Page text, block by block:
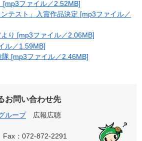
[mp3ファイル／2.52MB]
ンテスト」入賞作品決定 [mp3ファイル／
り [mp3ファイル／2.06MB]
ル／1.59MB]
[mp3ファイル／2.46MB]
お問い合わせ先
ループ
広報広聴
Fax：072-872-2291